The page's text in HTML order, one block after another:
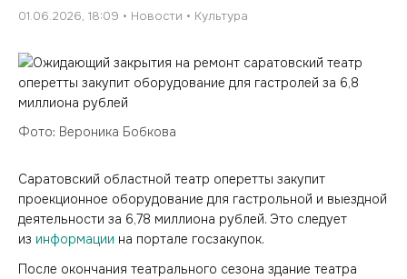
01.06.2026, 18:09 Новости Культура
Фото: Вероника Бобкова
Саратовский областной театр оперетты закупит
проекционное оборудование для гастрольной и выездной
деятельности за 6,78 миллиона рублей. Это следует
из информации на портале госзакупок.
После окончания театрального сезона здание театра